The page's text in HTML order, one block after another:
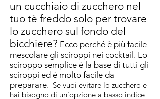
un cucchiaio di zucchero nel
tuo tè freddo solo per trovare
lo zucchero sul fondo del
bicchiere? Ecco perché è più facile
mescolare gli sciroppi nei cocktail. Lo
sciroppo semplice è la base di tutti gli
sciroppi ed è molto facile da
preparare. Se vuoi evitare lo zucchero e
hai bisogno di un'opzione a basso indice